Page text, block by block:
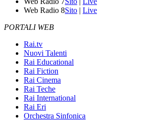
Web Radio 8Sito | Live
PORTALI WEB
Rai.tv
Nuovi Talenti
Rai Educational
Rai Fiction
Rai Cinema
Rai Teche
Rai International
Rai Eri
Orchestra Sinfonica